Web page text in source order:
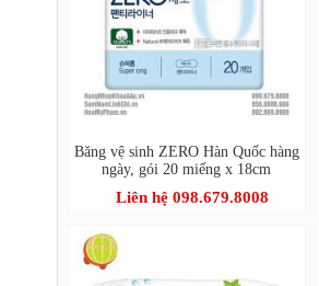
Băng vệ sinh ZERO Hàn Quốc hàng
ngày, gói 20 miếng x 18cm
Liên hệ 098.679.8008